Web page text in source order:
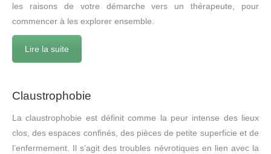
les raisons de votre démarche vers un thérapeute, pour
commencer à les explorer ensemble.
Lire la suite
Claustrophobie
La claustrophobie est définit comme la peur intense des lieux
clos, des espaces confinés, des pièces de petite superficie et de
l’enfermement. Il s’agit des troubles névrotiques en lien avec la